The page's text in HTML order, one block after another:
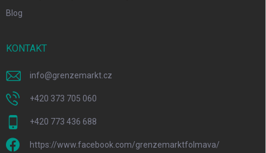
Blog
KONTAKT
info@grenzemarkt.cz
+420 373 705 060
+420 773 436 688
https://www.facebook.com/grenzemarktfolmava/